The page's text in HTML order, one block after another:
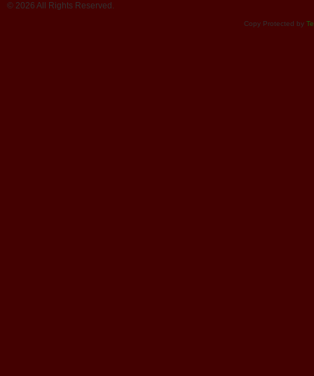
© 2026 All Rights Reserved.
Copy Protected by